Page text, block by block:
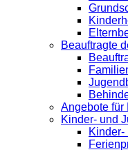
Beauftragte
Angebote für
Kinder- und
Kinder-